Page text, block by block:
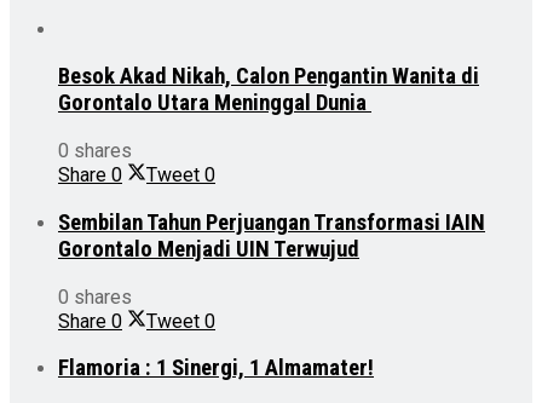
Besok Akad Nikah, Calon Pengantin Wanita di
Gorontalo Utara Meninggal Dunia
0 shares
Share 0 Tweet 0
Sembilan Tahun Perjuangan Transformasi IAIN
Gorontalo Menjadi UIN Terwujud
0 shares
Share 0 Tweet 0
Flamoria : 1 Sinergi, 1 Almamater!